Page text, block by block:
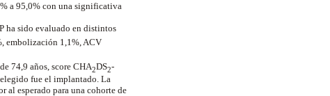
a 95,0% con una significativa
ha sido evaluado en distintos
embolización 1,1%, ACV
74,9 años, score CHA2DS2-
fue el implantado. La
al esperado para una cohorte de